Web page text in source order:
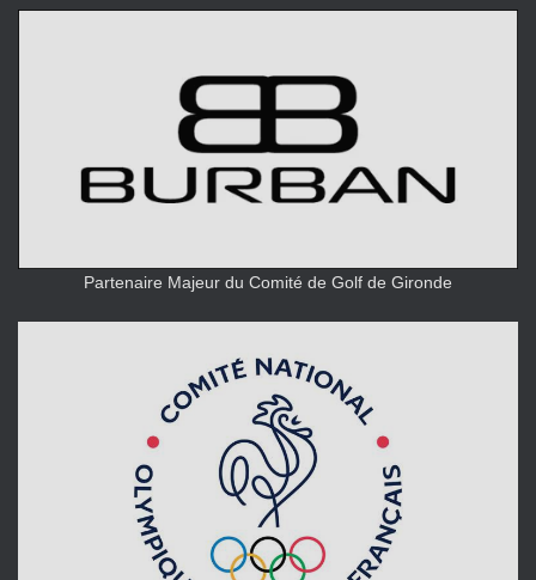
Partenaire Majeur du Comité de Golf de Gironde